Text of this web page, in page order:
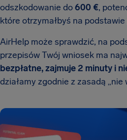
odszkodowanie do600 €,
które otrzymałbyś na
AirHelp może sprawdzić, na
przepisów Twój wniosek ma
bezpłatne, zajmuje 2 minuty i
działamy zgodnie z zasadą „nie